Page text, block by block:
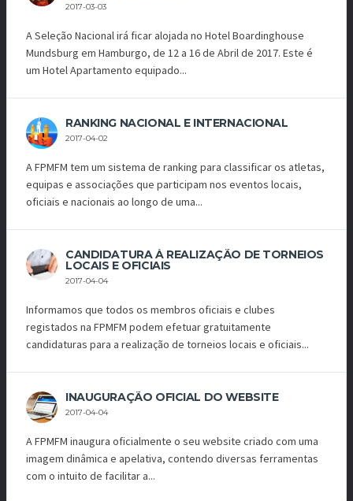
2017-03-03
A Seleção Nacional irá ficar alojada no Hotel Boardinghouse
Mundsburg em Hamburgo, de 12 a 16 de Abril de 2017. Este é
um Hotel Apartamento equipado...
RANKING NACIONAL E INTERNACIONAL
2017-04-02
A FPMFM tem um sistema de ranking para classificar os atletas,
equipas e associações que participam nos eventos locais,
oficiais e nacionais ao longo de uma...
CANDIDATURA À REALIZAÇÃO DE TORNEIOS
LOCAIS E OFICIAIS
2017-04-04
Informamos que todos os membros oficiais e clubes
registados na FPMFM podem efetuar gratuitamente
candidaturas para a realização de torneios locais e oficiais...
INAUGURAÇÃO OFICIAL DO WEBSITE
2017-04-04
A FPMFM inaugura oficialmente o seu website criado com uma
imagem dinâmica e apelativa, contendo diversas ferramentas
com o intuito de facilitar a...